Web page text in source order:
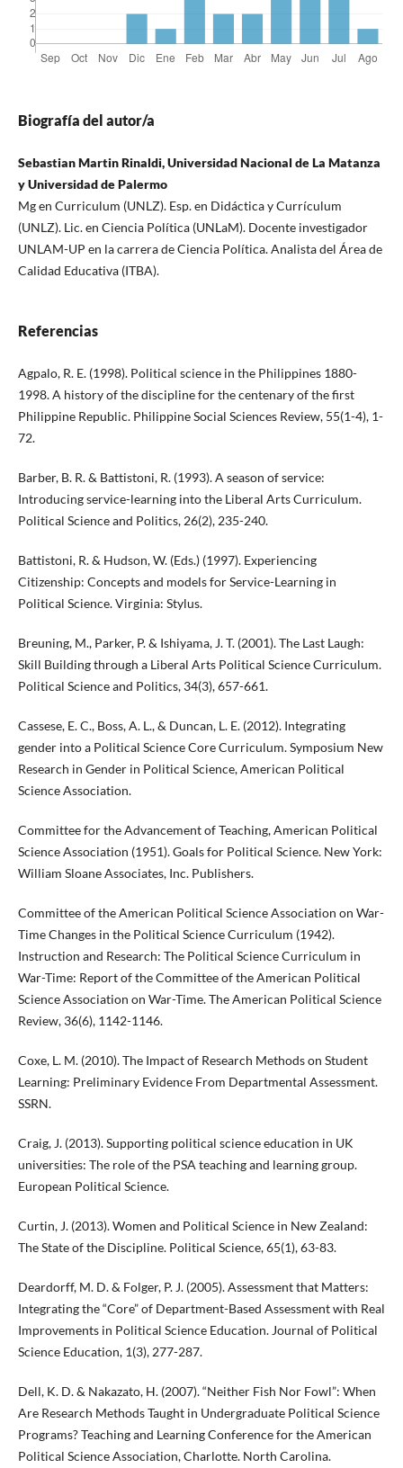
Biografía del autor/a
Sebastian Martin Rinaldi, Universidad Nacional de La Matanza
y Universidad de Palermo
Mg en Curriculum (UNLZ). Esp. en Didáctica y Currículum
(UNLZ). Lic. en Ciencia Política (UNLaM). Docente investigador
UNLAM-UP en la carrera de Ciencia Política. Analista del Área de
Calidad Educativa (ITBA).
Referencias
Agpalo, R. E. (1998). Political science in the Philippines 1880-
1998. A history of the discipline for the centenary of the first
Philippine Republic. Philippine Social Sciences Review, 55(1-4), 1-
72.
Barber, B. R. & Battistoni, R. (1993). A season of service:
Introducing service-learning into the Liberal Arts Curriculum.
Political Science and Politics, 26(2), 235-240.
Battistoni, R. & Hudson, W. (Eds.) (1997). Experiencing
Citizenship: Concepts and models for Service-Learning in
Political Science. Virginia: Stylus.
Breuning, M., Parker, P. & Ishiyama, J. T. (2001). The Last Laugh:
Skill Building through a Liberal Arts Political Science Curriculum.
Political Science and Politics, 34(3), 657-661.
Cassese, E. C., Boss, A. L., & Duncan, L. E. (2012). Integrating
gender into a Political Science Core Curriculum. Symposium New
Research in Gender in Political Science, American Political
Science Association.
Committee for the Advancement of Teaching, American Political
Science Association (1951). Goals for Political Science. New York:
William Sloane Associates, Inc. Publishers.
Committee of the American Political Science Association on War-
Time Changes in the Political Science Curriculum (1942).
Instruction and Research: The Political Science Curriculum in
War-Time: Report of the Committee of the American Political
Science Association on War-Time. The American Political Science
Review, 36(6), 1142-1146.
Coxe, L. M. (2010). The Impact of Research Methods on Student
Learning: Preliminary Evidence From Departmental Assessment.
SSRN.
Craig, J. (2013). Supporting political science education in UK
universities: The role of the PSA teaching and learning group.
European Political Science.
Curtin, J. (2013). Women and Political Science in New Zealand:
The State of the Discipline. Political Science, 65(1), 63-83.
Deardorff, M. D. & Folger, P. J. (2005). Assessment that Matters:
Integrating the “Core” of Department-Based Assessment with Real
Improvements in Political Science Education. Journal of Political
Science Education, 1(3), 277-287.
Dell, K. D. & Nakazato, H. (2007). “Neither Fish Nor Fowl”: When
Are Research Methods Taught in Undergraduate Political Science
Programs? Teaching and Learning Conference for the American
Political Science Association, Charlotte. North Carolina.